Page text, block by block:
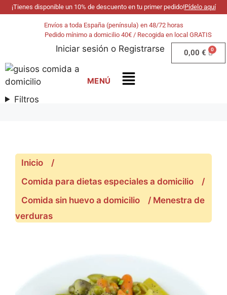
¡Tienes disponible un 10% de descuento en tu primer pedido!Pídelo aquí
Envíos a toda España (península) en 48/72 horas
Pedido mínimo a domicilio 40€ / Recogida en local GRATIS
Iniciar sesión o Registrarse 0,00 €
Filtros
Inicio
/
Comida para dietas especiales a domicilio
/
Comida sin huevo a domicilio
/ Menestra de
verduras